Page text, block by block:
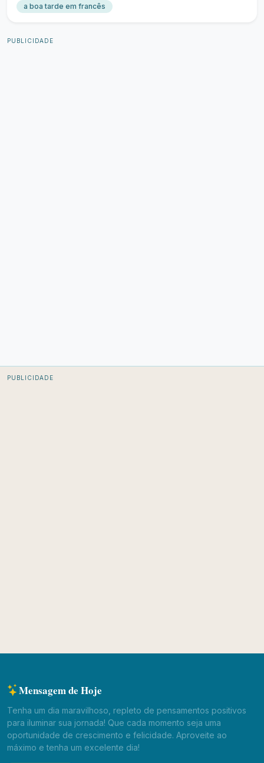
a boa tarde em francês
PUBLICIDADE
PUBLICIDADE
Mensagem de Hoje
Tenha um dia maravilhoso, repleto de pensamentos positivos
para iluminar sua jornada! Que cada momento seja uma
oportunidade de crescimento e felicidade. Aproveite ao
máximo e tenha um excelente dia!